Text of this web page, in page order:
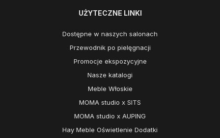
UŻYTECZNE LINKI
Dostępne w naszych salonach
Przewodnik po pielęgnacji
Promocje ekspozycyjne
Nasze katalogi
Meble Włoskie
MOMA studio x SITS
MOMA studio x AUPING
Hay Meble Oświetlenie Dodatki